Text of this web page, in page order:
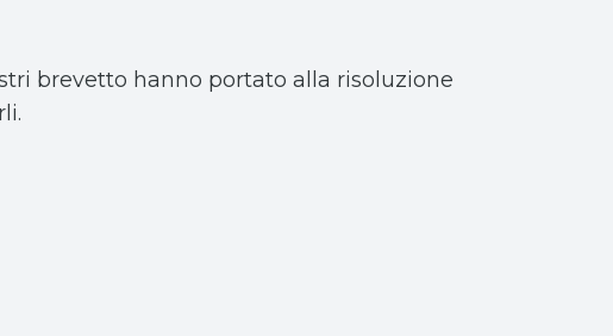
brevetto hanno portato alla risoluzione